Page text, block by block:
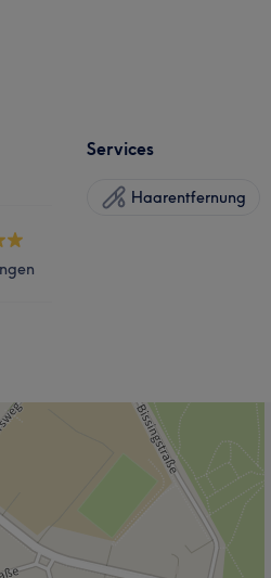
Services
Haarentfernung